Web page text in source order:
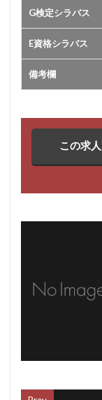
G検定シラバス
E資格シラバス
備考欄
この求